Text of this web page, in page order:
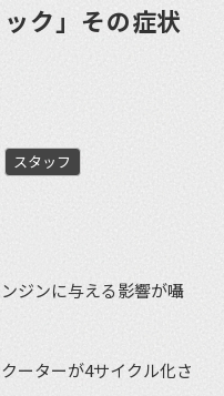
ク」その症状
スタッフ
ジンに与える影響が囁
ーターが4サイクル化さ